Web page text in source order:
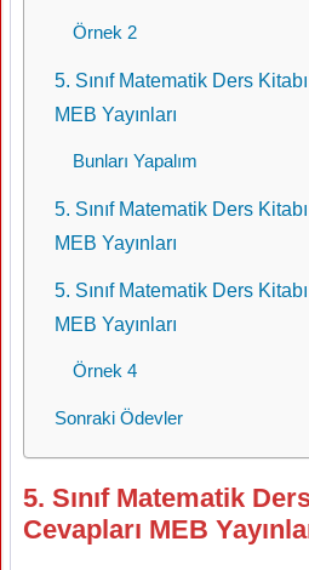
Örnek 2
5. Sınıf Matematik Ders
MEB Yayınları
Bunları Yapalım
5. Sınıf Matematik Ders
MEB Yayınları
5. Sınıf Matematik Ders
MEB Yayınları
Örnek 4
Sonraki Ödevler
5. Sınıf Matematik
Cevapları MEB